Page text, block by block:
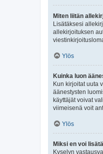
Miten liitän
Lisätäksesi
allekirjoituksen
Ylös
Kuinka luon
Kun kirjoitat uuta
äänestysten
käyttäjät voivat
viimeisenä voit
Ylös
Miksi en voi
Kyselyn